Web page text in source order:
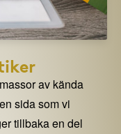
av kända
sida som vi
tillbaka en del